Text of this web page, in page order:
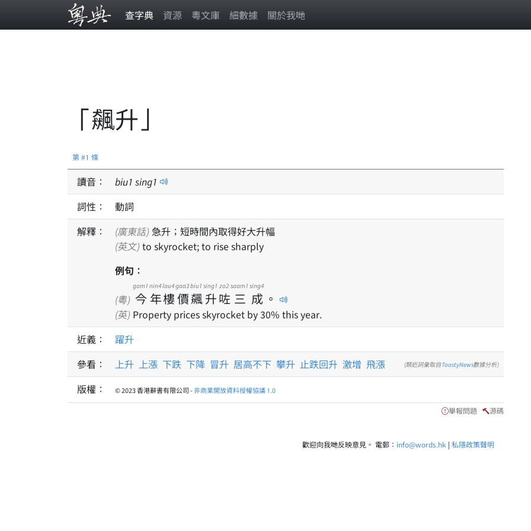
查字典 資源 粵文庫 細數據 關於我哋
「飆升」
第 #1 條
讀音： biu1 sing1
詞性：
動詞
解釋：
(廣東話) 急升；短時間內取得好大升幅
(英文) to skyrocket; to rise sharply
例句：
(粵) 今
gam1
年
nin4
樓
lau4
價
gaa3
飆
biu1
升
sing1
咗
zo2
三
saam1
成
sing4
。
(英) Property prices skyrocket by 30% this year.
近義：
躍升
參看：
上升 上漲 下跌 下降 冒升 居高不下 攀升 止跌回升 激增 飛漲 (類近詞彙取自ToastyNews數據分析)
版權： © 2023 香港辭書有限公司 -非商業開放資料授權協議 1.0
舉報問題 源碼
歡迎向我哋反映意見。 電郵： info@words.hk | 私隱政策聲明